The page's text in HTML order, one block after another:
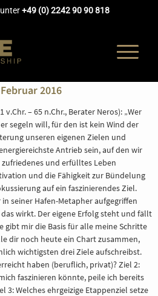
+49 (0) 2242 90 90 818
2016
v.Chr. – 65 n.Chr., Berater Neros): „Wer
segeln will, für den ist kein Wind der
unseren eigenen Zielen und
Antrieb sein, auf den wir
und erfülltes Leben
und die Fähigkeit zur Bündelung
auf ein faszinierendes Ziel.
seiner Hafen-Metapher aufgegriffen
wirkt. Der eigene Erfolg steht und fällt
gibt mir die Basis für alle meine Schritte
dir noch heute ein Chart zusammen,
wichtigsten drei Ziele aufschreibst.
haben (beruflich, privat)? Ziel 2:
faszinieren könnte, peile ich bereits
3: Welches ehrgeizige Etappenziel setze
COACHING
AKADEMIE
BERATUNG